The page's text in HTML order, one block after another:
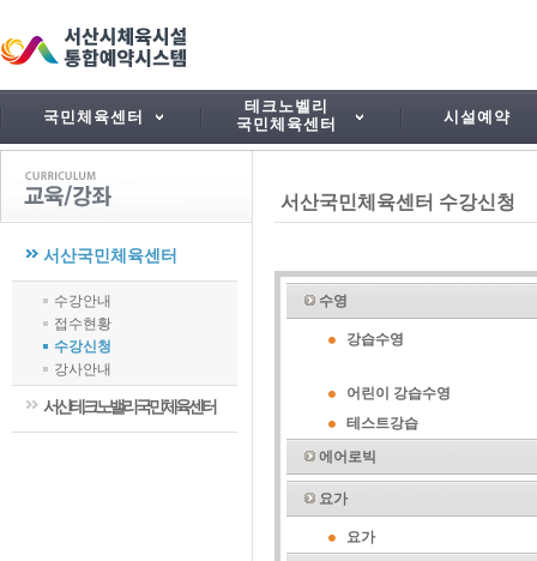
국민체육센터
테크노벨리
국민체육센터
시설예약
서산국민체육센터
수강안내
접수현황
수강신청
강사안내
서산테크노밸리국민체육센터
서산국민체육센터 수강신청
수영
강습수영
어린이 강습수영
테스트강습
에어로빅
요가
요가